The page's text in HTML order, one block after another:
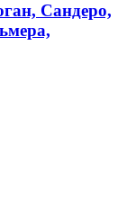
Сандеро,